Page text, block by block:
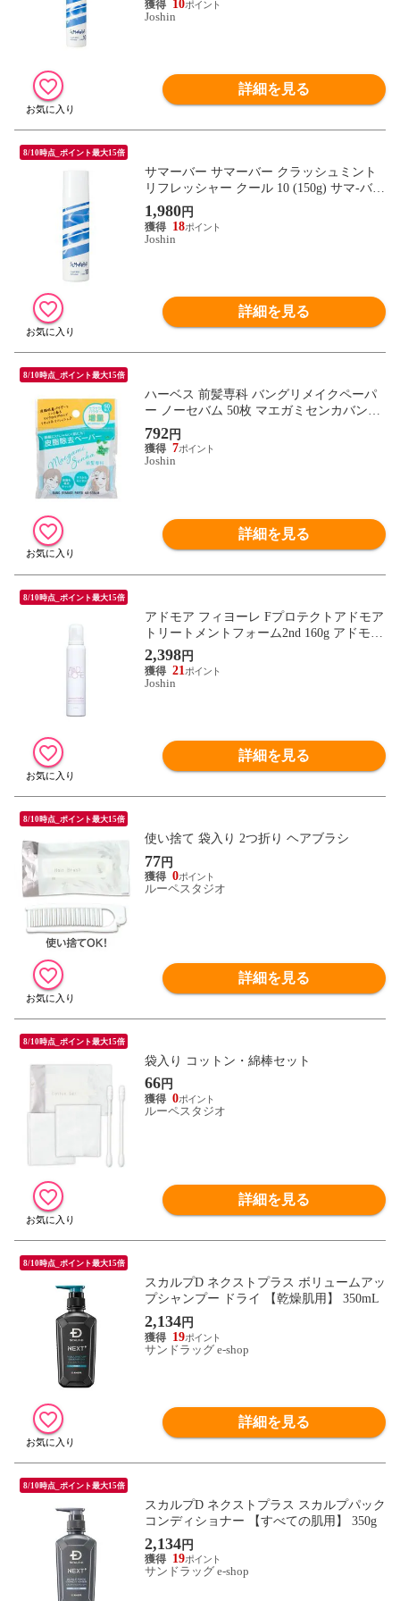
10
Joshin
詳細を見る
8/10時点_ポイント最大15倍
サマーバー サマーバー クラッシュミント
リフレッシャー クール 10 (150g) サマ-バ-
CMク-ル10 150 【返品種別A】
1,980円
18
Joshin
詳細を見る
8/10時点_ポイント最大15倍
ハーベス 前髪専科 バングリメイクペーパ
ー ノーセバム 50枚 マエガミセンカバング
リメイクPPN 【返品種別A】
792円
7
Joshin
詳細を見る
8/10時点_ポイント最大15倍
アドモア フィヨーレ Fプロテクトアドモア
トリートメントフォーム2nd 160g アドモア
トリ-トメントフオ-ム2ND 【返品種別A】
2,398円
21
Joshin
詳細を見る
8/10時点_ポイント最大15倍
使い捨て 袋入り 2つ折り ヘアブラシ
77 円
0
ルーペスタジオ
詳細を見る
8/10時点_ポイント最大15倍
袋入り コットン・綿棒セット
66円
0
ルーペスタジオ
詳細を見る
8/10時点_ポイント最大15倍
スカルプD ネクストプラス ボリュームアッ
プシャンプー ドライ 【乾燥肌用】 350mL
2,134円
19
サンドラッグ e-shop
詳細を見る
8/10時点_ポイント最大15倍
スカルプD ネクストプラス スカルプパック
コンディショナー 【すべての肌用】 350g
2,134円
19
サンドラッグ e-shop